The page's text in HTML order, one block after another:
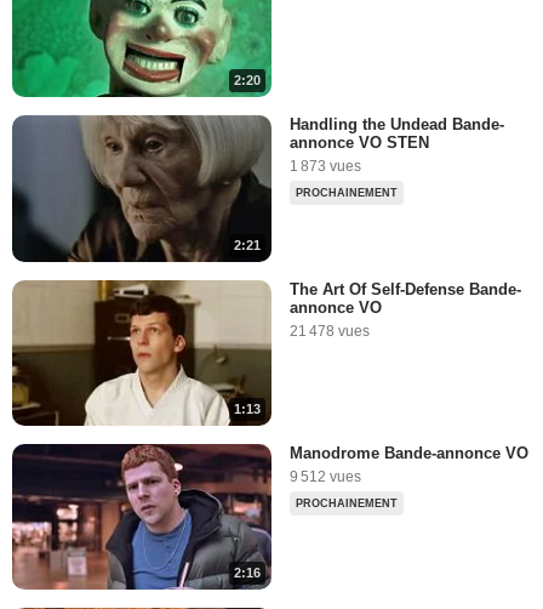
2:20
2:21
Handling the Undead Bande-
annonce VO STEN
1 873 vues
PROCHAINEMENT
1:13
The Art Of Self-Defense Bande-
annonce VO
21 478 vues
2:16
Manodrome Bande-annonce VO
9 512 vues
PROCHAINEMENT